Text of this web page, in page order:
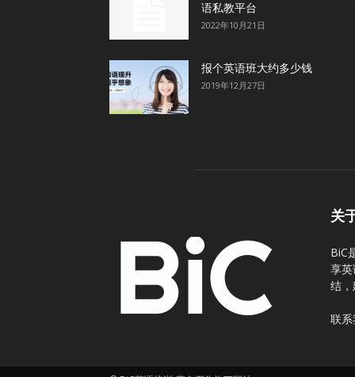
语私教平台
2022年10月21日
报个英语班大约多少钱
2019年12月27日
关
BiC
享
结
联